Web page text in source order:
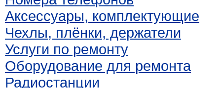
Аксессуары, комплектующие
Чехлы, плёнки, держатели
Услуги по ремонту
Оборудование для ремонта
Радиостанции